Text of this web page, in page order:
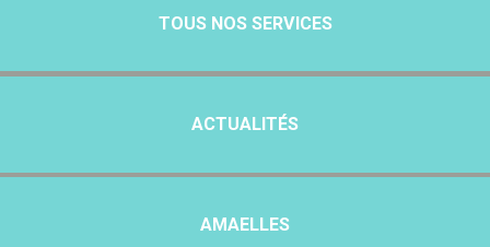
TOUS NOS SERVICES
ACTUALITÉS
AMAELLES